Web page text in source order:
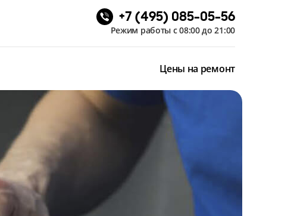
+7 (495) 085-05-56
Режим работы с 08:00 до 21:00
Цены на ремонт